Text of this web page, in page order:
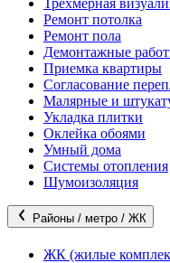
Трехмерная
Ремонт потолка
Ремонт пола
Демонтажные
Приемка квартиры
Согласование
Малярные и
Укладка плитки
Оклейка обоями
Умный дома
Системы отопления
Шумоизоляция
Районы / метро / ЖК
ЖК (жилые